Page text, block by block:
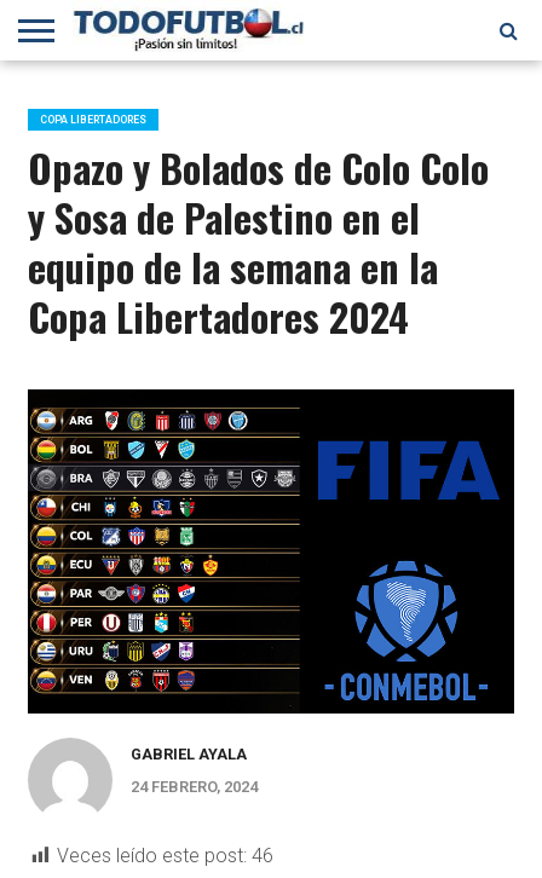
PRIMERA
B
SELECCIÓN
CHILENA
CHILENOS
EN EL
MUNDO
FÚTBOL
INTERNACIONAL
COPA LIBERTADORES
Opazo y Bolados de Colo Colo
y Sosa de Palestino en el
equipo de la semana en la
Copa Libertadores 2024
GABRIEL AYALA
24 FEBRERO, 2024
Veces leído este post: 46